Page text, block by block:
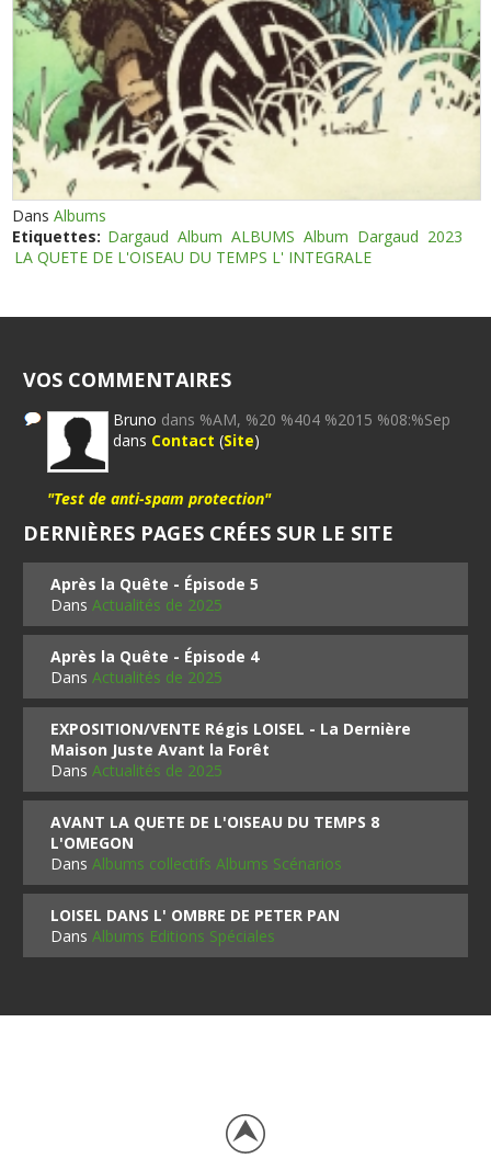
DansAlbums
Etiquettes: Dargaud Album ALBUMS Album Dargaud 2023
LA QUETE DE L'OISEAU DU TEMPS L' INTEGRALE
VOS COMMENTAIRES
Bruno dans %AM, %20 %404 %2015 %08:%Sep
dans Contact (Site)
"Test de anti-spam protection"
DERNIÈRES PAGES CRÉES SUR LE SITE
Après la Quête - Épisode 5
DansActualités de 2025
Après la Quête - Épisode 4
DansActualités de 2025
EXPOSITION/VENTE Régis LOISEL - La Dernière
Maison Juste Avant la Forêt
DansActualités de 2025
AVANT LA QUETE DE L'OISEAU DU TEMPS 8
L'OMEGON
DansAlbums collectifs Albums Scénarios
LOISEL DANS L' OMBRE DE PETER PAN
DansAlbums Editions Spéciales